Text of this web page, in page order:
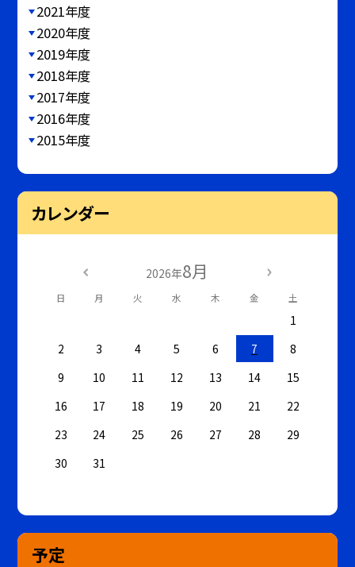
2021年度
2020年度
2019年度
2018年度
2017年度
2016年度
2015年度
カレンダー
2026年8月
日 月 火 水 木 金 土
1
2
3 4 5 6 7
8
9
10 11 12 13 14
15
16
17 18 19 20 21
22
23
24 25 26 27 28
29
30
31
予定